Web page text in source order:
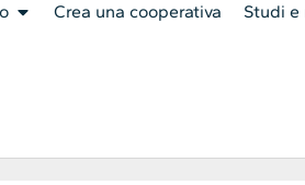
Crea una cooperativa Studi e